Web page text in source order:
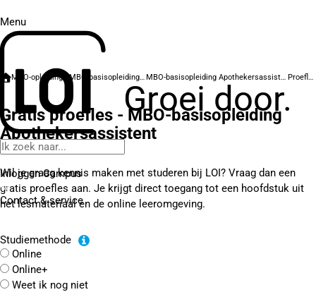
Menu
Groei door.
Inloggen Campus
Contact& service
MBO-opleidingen MBO-basisopleidingen MBO-basisopleiding Apothekersassistent Proefles
Gratis proefles - MBO-basisopleiding
Apothekersassistent
Wil je graag kennis maken met studeren bij LOI? Vraag dan een
gratis proefles aan. Je krijgt direct toegang tot een hoofdstuk uit
het lesmateriaal en de online leeromgeving.
Studiemethode
Online
Online+
Weet ik nog niet